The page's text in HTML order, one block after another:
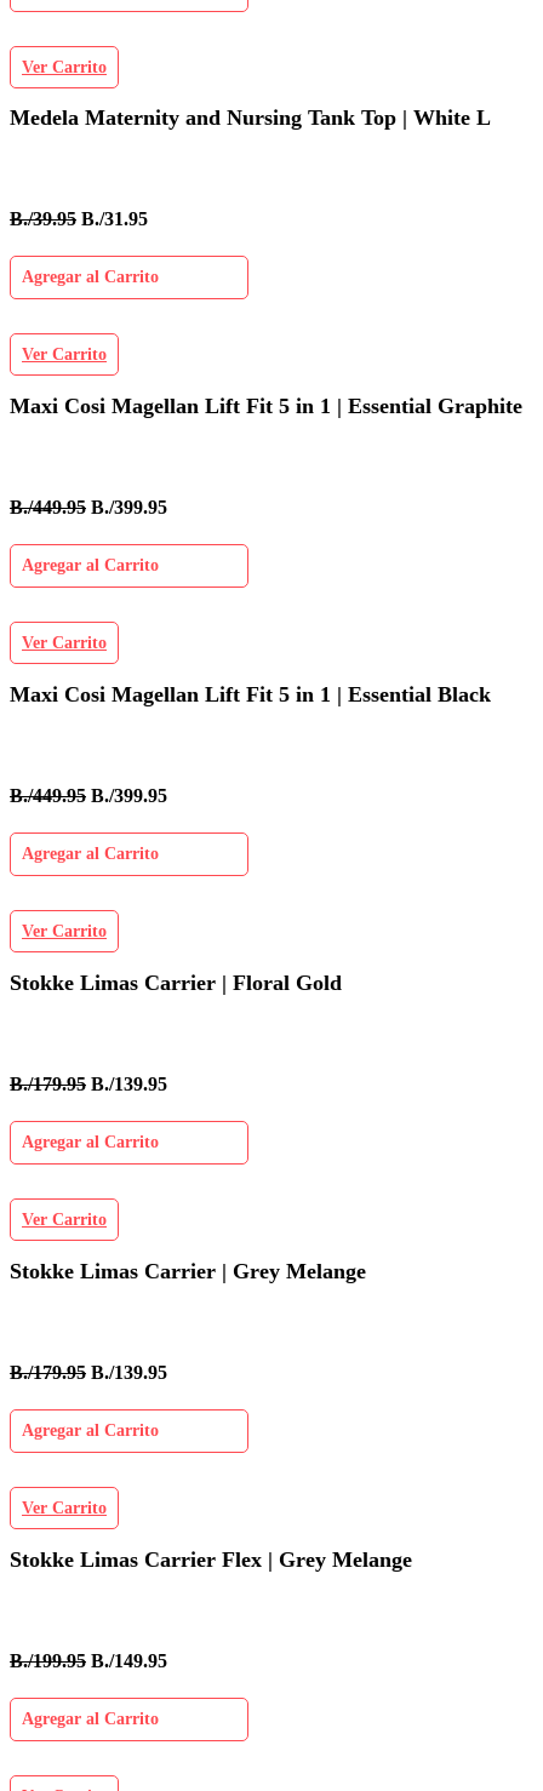
Ver Carrito
Medela Maternity and Nursing Tank Top | White L
B./39.95 B./31.95
Agregar al Carrito
Ver Carrito
Maxi Cosi Magellan Lift Fit 5 in 1 | Essential Graphite
B./449.95 B./399.95
Agregar al Carrito
Ver Carrito
Maxi Cosi Magellan Lift Fit 5 in 1 | Essential Black
B./449.95 B./399.95
Agregar al Carrito
Ver Carrito
Stokke Limas Carrier | Floral Gold
B./179.95 B./139.95
Agregar al Carrito
Ver Carrito
Stokke Limas Carrier | Grey Melange
B./179.95 B./139.95
Agregar al Carrito
Ver Carrito
Stokke Limas Carrier Flex | Grey Melange
B./199.95 B./149.95
Agregar al Carrito